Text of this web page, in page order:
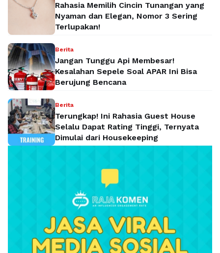
Rahasia Memilih Cincin Tunangan yang
Nyaman dan Elegan, Nomor 3 Sering
Terlupakan!
Berita
Jangan Tunggu Api Membesar!
Kesalahan Sepele Soal APAR Ini Bisa
Berujung Bencana
Berita
Terungkap! Ini Rahasia Guest House
Selalu Dapat Rating Tinggi, Ternyata
Dimulai dari Housekeeping